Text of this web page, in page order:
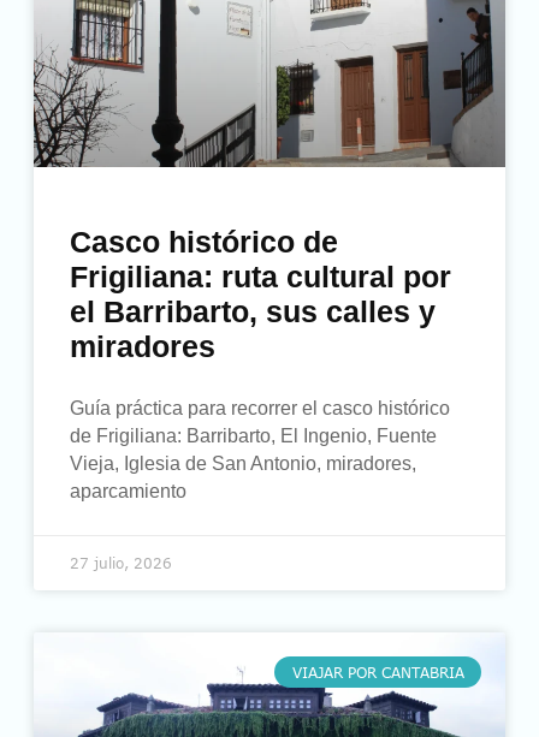
Casco histórico de
Frigiliana: ruta cultural por
el Barribarto, sus calles y
miradores
Guía práctica para recorrer el casco histórico
de Frigiliana: Barribarto, El Ingenio, Fuente
Vieja, Iglesia de San Antonio, miradores,
aparcamiento
27 julio, 2026
VIAJAR POR CANTABRIA